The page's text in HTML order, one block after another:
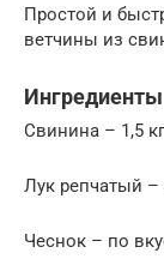
Простой и
ветчины из
Ингредиенты
Свинина – 1,5 кг
Лук репчатый –
Чеснок – по